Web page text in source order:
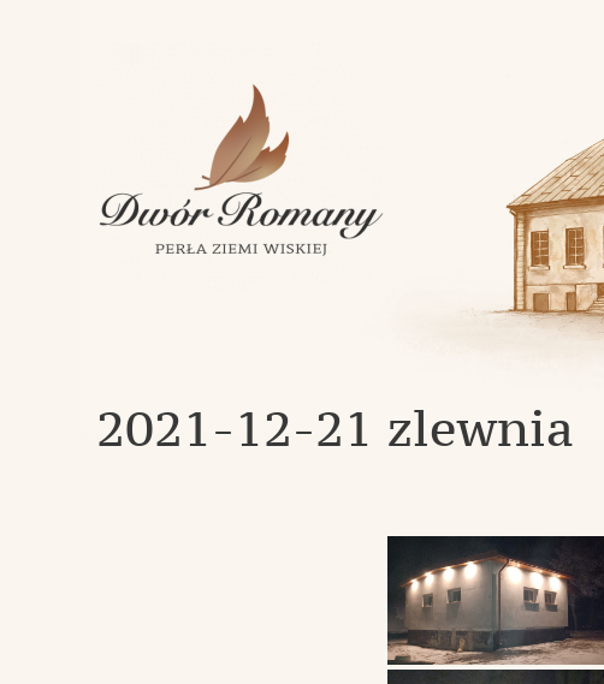
Dwór Romany – Perła Ziemi Wiskiej
Klasycystyczny dwór z 1843 roku w miejscowości Romany
2021-12-21 zlewnia